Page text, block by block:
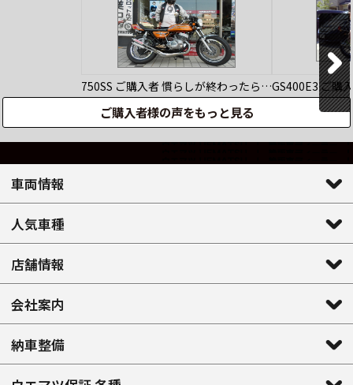
750SS ご購入者慣らしが終わったら…GS400E3ご購
ご購入者様の声をもっと見る
車両情報
人気車種
店舗情報
会社案内
納車整備